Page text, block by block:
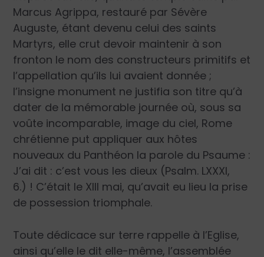
Marcus Agrippa, restauré par Sévère
Auguste, étant devenu celui des saints
Martyrs, elle crut devoir maintenir à son
fronton le nom des constructeurs primitifs et
l’appellation qu’ils lui avaient donnée ;
l’insigne monument ne justifia son titre qu’à
dater de la mémorable journée où, sous sa
voûte incomparable, image du ciel, Rome
chrétienne put appliquer aux hôtes
nouveaux du Panthéon la parole du Psaume :
J’ai dit : c’est vous les dieux (Psalm. LXXXI,
6.) ! C’était le XIII mai, qu’avait eu lieu la prise
de possession triomphale.
Toute dédicace sur terre rappelle à l’Eglise,
ainsi qu’elle le dit elle-même, l’assemblée